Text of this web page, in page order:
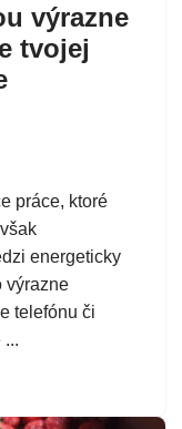
výrazne
tvojej
práce, ktoré
energeticky
výrazne
telefónu či
...